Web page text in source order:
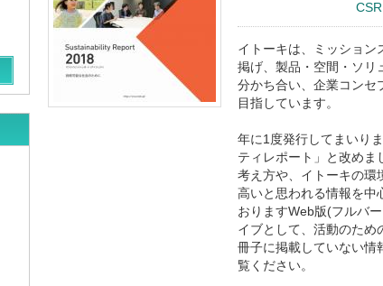
イトーキは、ミッション
掲げ、製品・空間・ソリ
分かち合い、企業コンセ
目指しています。
年に1度発行してまいり
ティレポート」と改めま
考え方や、イトーキの環
高いと思われる情報を中
おりますWeb版(フルバ
イブとして、活動のため
冊子に掲載していない情
覧ください。